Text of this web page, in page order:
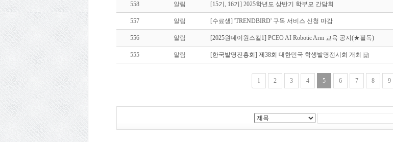
558 알림 [15기, 16기] 2025학년도 상반기 학부모 간담회
557 알림 [수료생] 'TRENDBIRD' 구독 서비스 신청 마감
556 알림 [2025원데이원스킬1] PCEO AI Robotic Arm 교육 공지(★필독)
555 알림 [한국발명진흥회] 제38회 대한민국 학생발명전시회 개최
1 2 3 4 5 6 7 8 9